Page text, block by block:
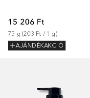
15 206 Ft
75 g (203 Ft / 1 g)
AJÁNDÉKAKCIÓ